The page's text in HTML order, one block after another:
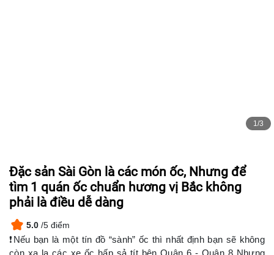
1/3
Đặc sản Sài Gòn là các món ốc, Nhưng để
tìm 1 quán ốc chuẩn hương vị Bắc không
phải là điều dễ dàng
5.0 /5 điểm
❗️Nếu bạn là một tín đồ “sành” ốc thì nhất định bạn sẽ không
còn xa lạ các xe ốc hấp sả tít bên Quận 6 - Quận 8 Nhưng